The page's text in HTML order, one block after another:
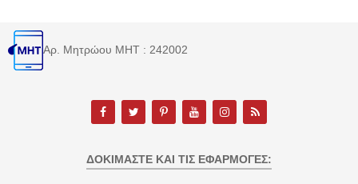
Αρ. Μητρώου MHT : 242002
ΔΟΚΙΜΆΣΤΕ ΚΑΙ ΤΙΣ ΕΦΑΡΜΟΓΈΣ: